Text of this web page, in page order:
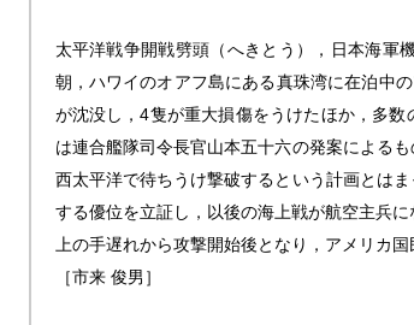
太平洋戦争開戦劈頭（へきとう），日本海軍
朝，ハワイのオアフ島にある真珠湾に在泊中
が沈没し，4隻が重大損傷をうけたほか，多
は連合艦隊司令長官山本五十六の発案による
西太平洋で待ちうけ撃破するという計画とは
する優位を立証し，以後の海上戦が航空主兵
上の手遅れから攻撃開始後となり，アメリカ
［市来 俊男］